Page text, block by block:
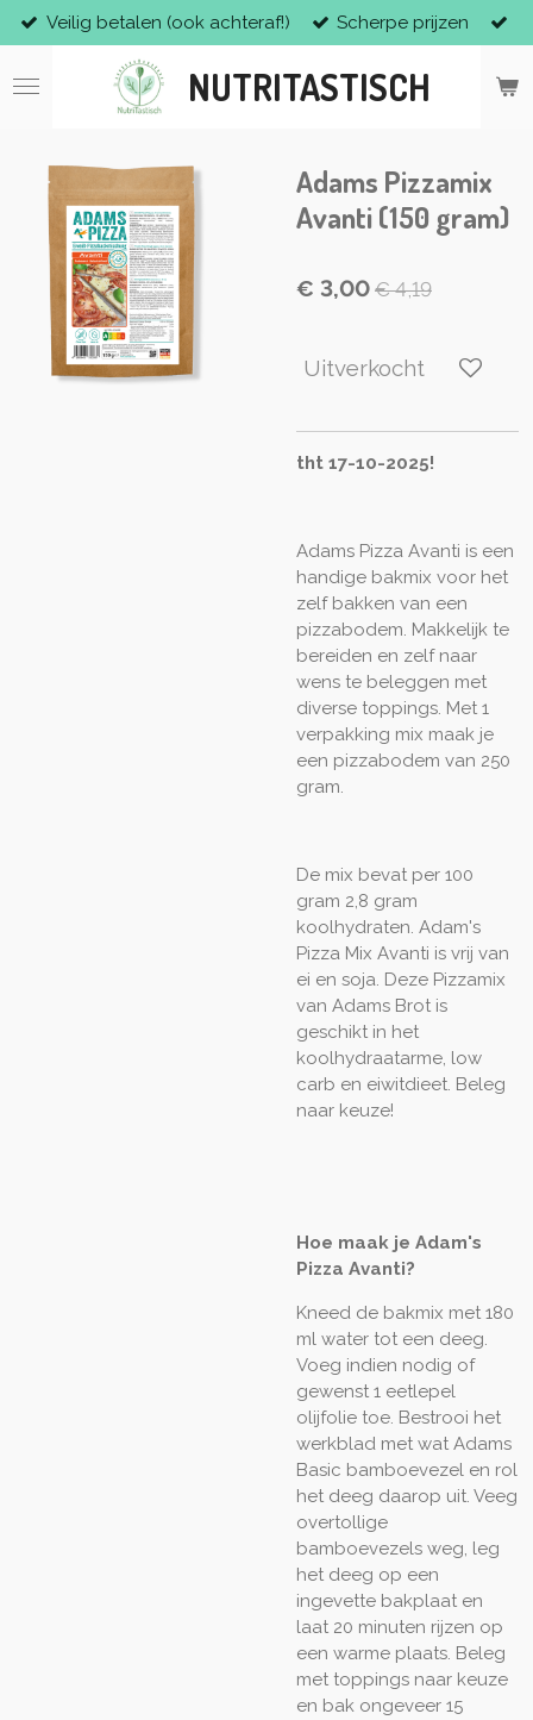
Ga
direct
naar
NUTRITASTISCH
Veilig betalen (ook achteraf!) Scherpe prijzen
Adams Pizzamix
Avanti (150 gram)
€ 3,00 € 4,19
Uitverkocht
tht 17-10-2025!
Adams Pizza Avanti is een
handige bakmix voor het
zelf bakken van een
pizzabodem. Makkelijk te
bereiden en zelf naar
wens te beleggen met
diverse toppings. Met 1
verpakking mix maak je
een pizzabodem van 250
gram.
De mix bevat per 100
gram 2,8 gram
koolhydraten. Adam's
Pizza Mix Avanti is vrij van
ei en soja. Deze Pizzamix
van Adams Brot is
geschikt in het
koolhydraatarme, low
carb en eiwitdieet. Beleg
naar keuze!
Hoe maak je Adam's
Pizza Avanti?
Kneed de bakmix met 180
ml water tot een deeg.
Voeg indien nodig of
gewenst 1 eetlepel
olijfolie toe. Bestrooi het
werkblad met wat Adams
Basic bamboevezel en rol
het deeg daarop uit. Veeg
overtollige
bamboevezels weg, leg
het deeg op een
ingevette bakplaat en
laat 20 minuten rijzen op
een warme plaats. Beleg
met toppings naar keuze
en bak ongeveer 15